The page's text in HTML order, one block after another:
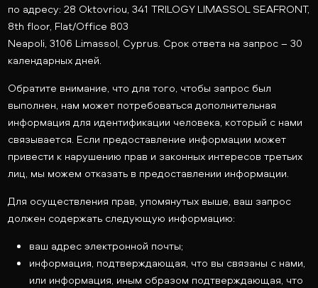
по адресу: 28 Oktovriou, 341 TRILOGY LIMASSOL SEAFRONT,
8th floor, Flat/Office 803
Neapoli, 3106 Limassol, Cyprus. Срок ответа на запрос – 30
календарных дней.
Обратите внимание, что для того, чтобы запрос был
выполнен, нам может потребоваться дополнительная
информация для идентификации человека, который с нами
связывается. Если предоставление информации может
привести к нарушению прав и законных интересов третьих
лиц, мы можем отказать в предоставлении информации.
Для осуществления прав, упомянутых выше, ваш запрос
должен содержать следующую информацию:
ваш адрес электронной почты;
информация, подтверждающая, что вы связаны с нами,
или информация, иным образом подтверждающая, что